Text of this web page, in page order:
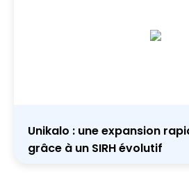
Unikalo : une expansion
grâce à un SIRH évolutif